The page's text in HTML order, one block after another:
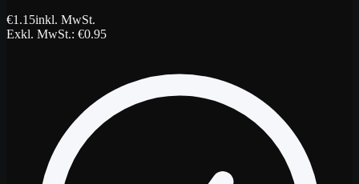
€1.15inkl. MwSt.
Exkl. MwSt.: €0.95